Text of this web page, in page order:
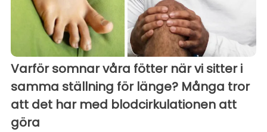
Varför somnar våra fötter när vi sitter i
samma ställning för länge? Många tror
att det har med blodcirkulationen att
göra